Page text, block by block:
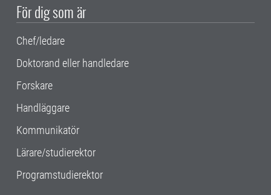
För dig som är
Chef/ledare
Doktorand eller handledare
Forskare
Handläggare
Kommunikatör
Lärare/studierektor
Programstudierektor